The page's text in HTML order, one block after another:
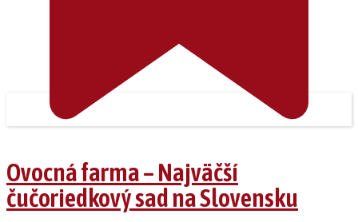
Ovocná farma – Najväčší
čučoriedkový sad na Slovensku